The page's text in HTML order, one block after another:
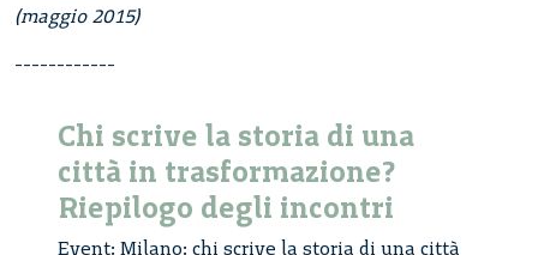
(maggio 2015)
------------
Chi scrive la storia di una
città in trasformazione?
Riepilogo degli incontri
Event: Milano: chi scrive la storia di una città